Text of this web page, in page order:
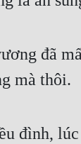
đã
mà thôi.
đình,